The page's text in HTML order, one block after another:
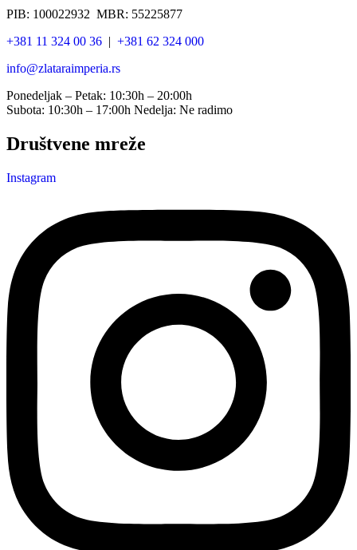
PIB: 100022932 MBR: 55225877
+381 11 324 00 36 | +381 62 324 000
info@zlataraimperia.rs
Ponedeljak – Petak: 10:30h – 20:00h
Subota: 10:30h – 17:00h Nedelja: Ne radimo
Društvene mreže
Instagram